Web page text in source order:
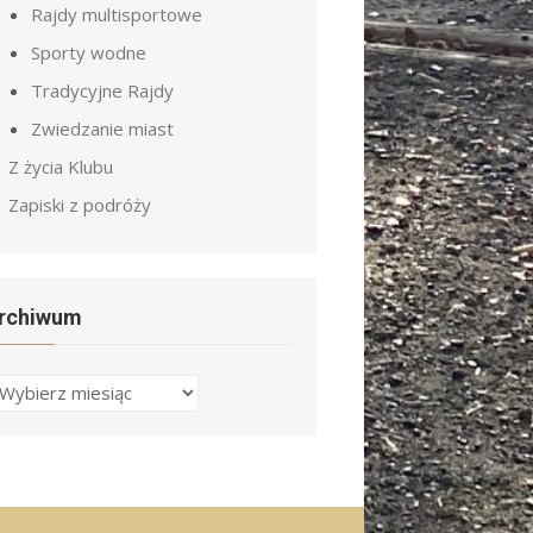
Rajdy multisportowe
Sporty wodne
Tradycyjne Rajdy
Zwiedzanie miast
Z życia Klubu
Zapiski z podróży